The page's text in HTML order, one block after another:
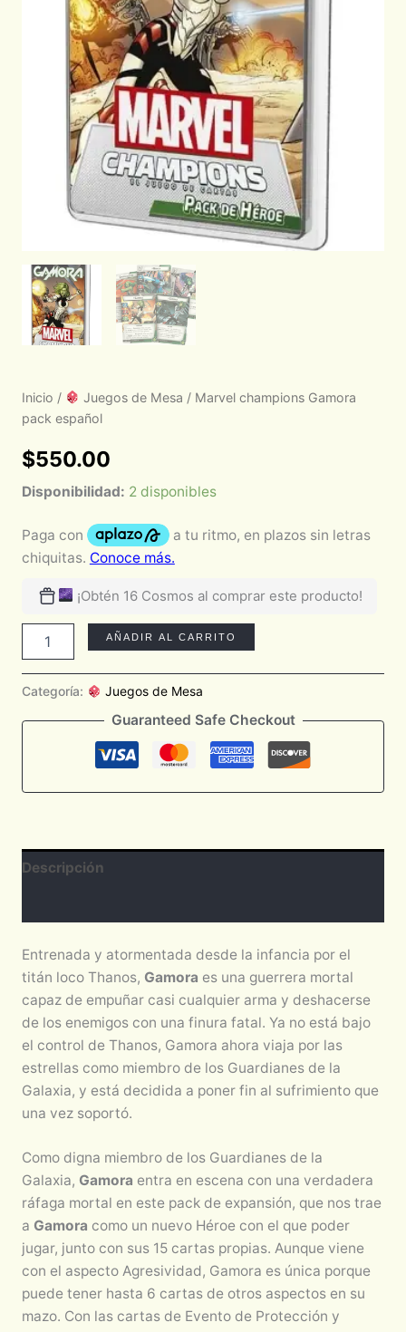
Inicio / Juegos de Mesa / Marvel champions Gamora
pack español
$550.00
Disponibilidad: 2 disponibles
¡Obtén 16 Cosmos al comprar este producto!
AÑADIR AL CARRITO
Categoría: Juegos de Mesa
Guaranteed Safe Checkout
Descripción
Entrenada y atormentada desde la infancia por el
titán loco Thanos, Gamora es una guerrera mortal
capaz de empuñar casi cualquier arma y deshacerse
de los enemigos con una finura fatal. Ya no está bajo
el control de Thanos, Gamora ahora viaja por las
estrellas como miembro de los Guardianes de la
Galaxia, y está decidida a poner fin al sufrimiento que
una vez soportó.
Como digna miembro de los Guardianes de la
Galaxia, Gamora entra en escena con una verdadera
ráfaga mortal en este pack de expansión, que nos trae
a Gamora como un nuevo Héroe con el que poder
jugar, junto con sus 15 cartas propias. Aunque viene
con el aspecto Agresividad, Gamora es única porque
puede tener hasta 6 cartas de otros aspectos en su
mazo. Con las cartas de Evento de Protección y